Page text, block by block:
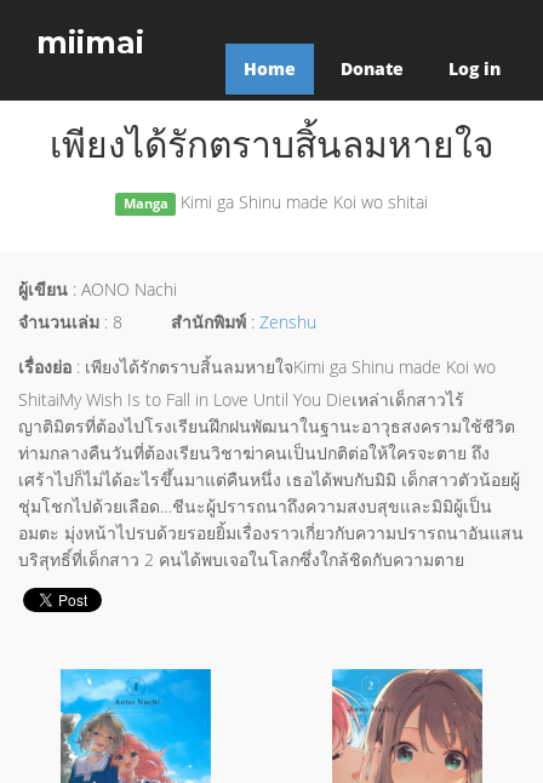
miimai
Home Donate Log in
เพียงได้รักตราบสิ้นลมหายใจ
Manga Kimi ga Shinu made Koi wo shitai
ผู้เขียน : AONO Nachi
จำนวนเล่ม : 8 สำนักพิมพ์ : Zenshu
เรื่องย่อ : เพียงได้รักตราบสิ้นลมหายใจKimi ga Shinu made Koi wo
ShitaiMy Wish Is to Fall in Love Until You Dieเหล่าเด็กสาวไร้
ญาติมิตรที่ต้องไปโรงเรียนฝึกฝนพัฒนาในฐานะอาวุธสงครามใช้ชีวิต
ท่ามกลางคืนวันที่ต้องเรียนวิชาฆ่าคนเป็นปกติต่อให้ใครจะตาย ถึง
เศร้าไปก็ไม่ได้อะไรขึ้นมาแต่คืนหนึ่ง เธอได้พบกับมิมิ เด็กสาวตัวน้อยผู้
ชุ่มโชกไปด้วยเลือด…ชีนะผู้ปรารถนาถึงความสงบสุขและมิมิผู้เป็น
อมตะ มุ่งหน้าไปรบด้วยรอยยิ้มเรื่องราวเกี่ยวกับความปรารถนาอันแสน
บริสุทธิ์ที่เด็กสาว 2 คนได้พบเจอในโลกซึ่งใกล้ชิดกับความตาย